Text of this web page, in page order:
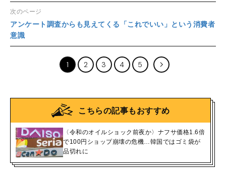
次のページ
アンケート調査からも見えてくる「これでいい」という消費者
意識
1 2 3 4 5
こちらの記事もおすすめ
〈令和のオイルショック前夜か〉ナフサ価格1.6倍
で100円ショップ崩壊の危機…韓国ではゴミ袋が
品切れに